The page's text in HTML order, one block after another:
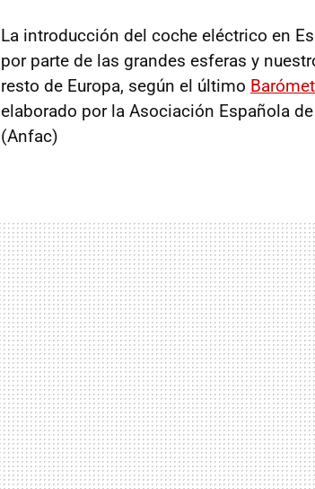
La introducción del coche eléctrico en
por parte de las grandes esferas y
resto de Europa, según el último
elaborado por la Asociación Española
(Anfac)